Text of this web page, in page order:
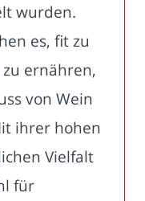
wurden.
es, fit zu
ernähren,
von Wein
ihrer hohen
Vielfalt
für